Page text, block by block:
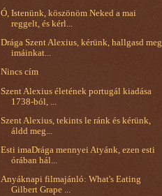
Ó, Istenünk, köszönöm Neked a mai
reggelt, és kérl...
Drága Szent Alexius, kérünk, hallgasd meg
imáinkat...
Nincs cím
Szent Alexius életének portugál kiadása
1738-ból, ...
Szent Alexius, tekints le ránk és kérünk,
áldd meg...
Esti imaDrága mennyei Atyánk, ezen esti
órában hál...
Anyáknapi filmajánló: What's Eating
Gilbert Grape ...